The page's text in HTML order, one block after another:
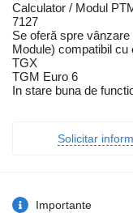
Calculator / Modul
7127
Se oferă spre
Module) compatibil
TGX
TGM Euro 6
In stare buna de
Solicitar
Importante